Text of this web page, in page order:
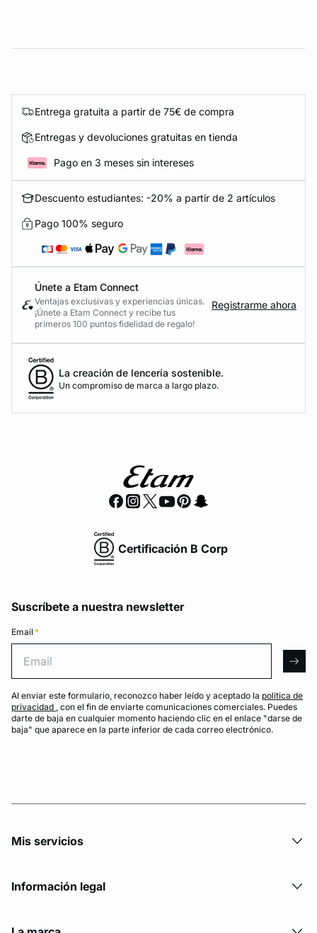
Entrega gratuita a partir de 75€ de compra
Entregas y devoluciones gratuitas en tienda
Pago en 3 meses sin intereses
Descuento estudiantes: -20% a partir de 2 artículos
Pago 100% seguro
Únete a Etam Connect
Ventajas exclusivas y experiencias únicas.
¡Únete a Etam Connect y recibe tus
primeros 100 puntos fidelidad de regalo!
Registrarme ahora
La creación de lencería sostenible.
Un compromiso de marca a largo plazo.
Certificación B Corp
Suscríbete a nuestra newsletter
Email *
Al enviar este formulario, reconozco haber leído y aceptado la política de
privacidad , con el fin de enviarte comunicaciones comerciales. Puedes
darte de baja en cualquier momento haciendo clic en el enlace "darse de
baja" que aparece en la parte inferior de cada correo electrónico.
Mis servicios
Información legal